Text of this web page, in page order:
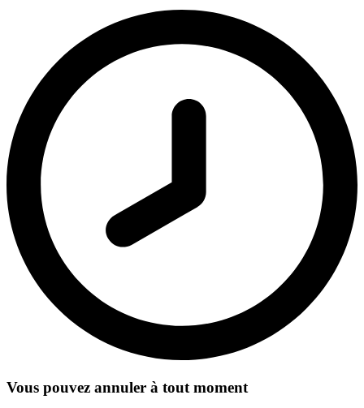
Vous pouvez annuler à tout moment